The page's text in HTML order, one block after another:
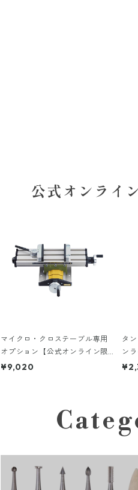
公式オンライ
マイクロ・クロステーブル専用
オプション【公式オンライン限
定】
¥9,020
タ
ン